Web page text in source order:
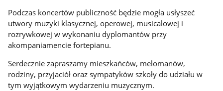
Podczas koncertów publiczność będzie mogła usłyszeć
utwory muzyki klasycznej, operowej, musicalowej i
rozrywkowej w wykonaniu dyplomantów przy
akompaniamencie fortepianu.
Serdecznie zapraszamy mieszkańców, melomanów,
rodziny, przyjaciół oraz sympatyków szkoły do udziału w
tym wyjątkowym wydarzeniu muzycznym.